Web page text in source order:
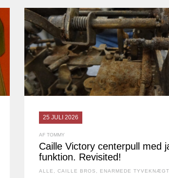
25 JULI 2026
AF TOMMY
Caille Victory centerpull med
funktion. Revisited!
ALLE CAILLE BROS ENARMEDE